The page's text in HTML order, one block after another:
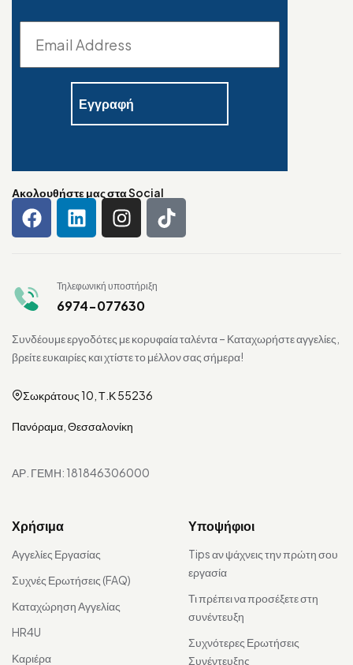
Ακολουθήστε μας στα Social
Τηλεφωνική υποστήριξη
6974-077630
Συνδέουμε εργοδότες με κορυφαία ταλέντα – Καταχωρήστε αγγελίες,
βρείτε ευκαιρίες και χτίστε το μέλλον σας σήμερα!
Σωκράτους 10, Τ.Κ 55236
Πανόραμα, Θεσσαλονίκη
ΑΡ. ΓΕΜΗ: 181846306000
Χρήσιμα
Αγγελίες Εργασίας
Συχνές Ερωτήσεις (FAQ)
Καταχώρηση Αγγελίας
HR4U
Καριέρα
Υποψήφιοι
Tips αν ψάχνεις την πρώτη σου
εργασία
Τι πρέπει να προσέξετε στη
συνέντευξη
Συχνότερες Ερωτήσεις
Συνέντευξης